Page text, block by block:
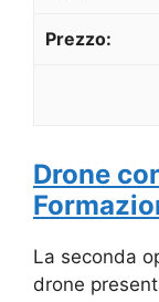
Drone
La seconda
drone